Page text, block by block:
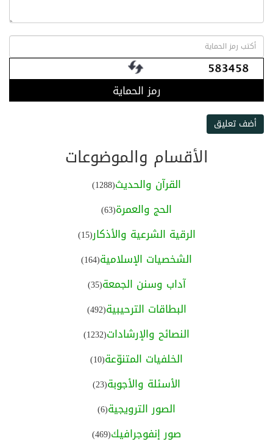
رمز الحماية
أضف تعليق
الأقسام والموضوعات
القرآن والحديث(1288)
الحج والعمرة(63)
الرقية الشرعية والأذكار(15)
الشخصيات الإسلامية(164)
آداب وسنن الجمعة(35)
البطاقات الترحيبية(492)
النصائح والإرشادات(1232)
الخلفيات المتنوّعة(10)
الأسئلة والأجوبة(23)
الصور الترويجية(6)
صور إنفوجرافيك(469)